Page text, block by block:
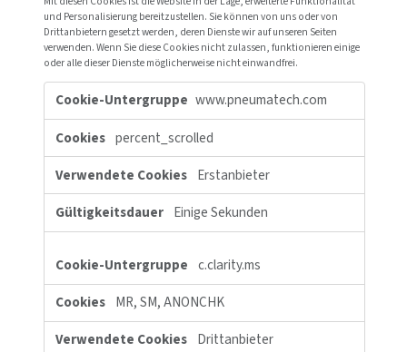
Diese Cookies ermöglichen es uns, Besuche und
zählen, damit wir die Leistung unserer Website messen und
können. Sie unterstützen uns bei der Beantwortung der Fragen,
wie sich Besucher auf der Website bewegen. Alle von diesen
erfassten Informationen werden aggregiert und sind deshalb
Wenn Sie diese Cookies nicht zulassen, können wir nicht
Sie unsere Website besucht haben.
Leistungs-
Cookies
Erstanbieter
Einige Sekunden